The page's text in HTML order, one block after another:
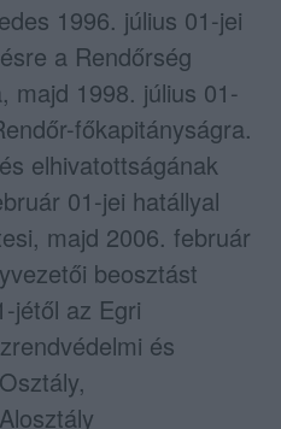
1996. július 01-jei
a Rendőrség
majd 1998. július 01-
főkapitányságra.
elhivatottságának
01-jei hatállyal
majd 2006. február
beosztást
jétől az Egri
és